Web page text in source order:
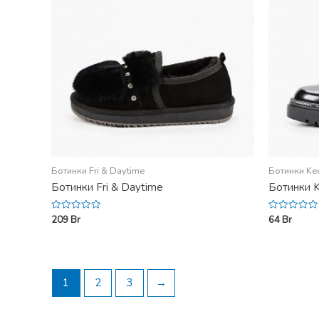
Ботинки Fri & Daytime
Ботинки Fri & Daytime
Rated
209Br
Ботинки
Ботинки
Rated
64Br
1 2 3 →